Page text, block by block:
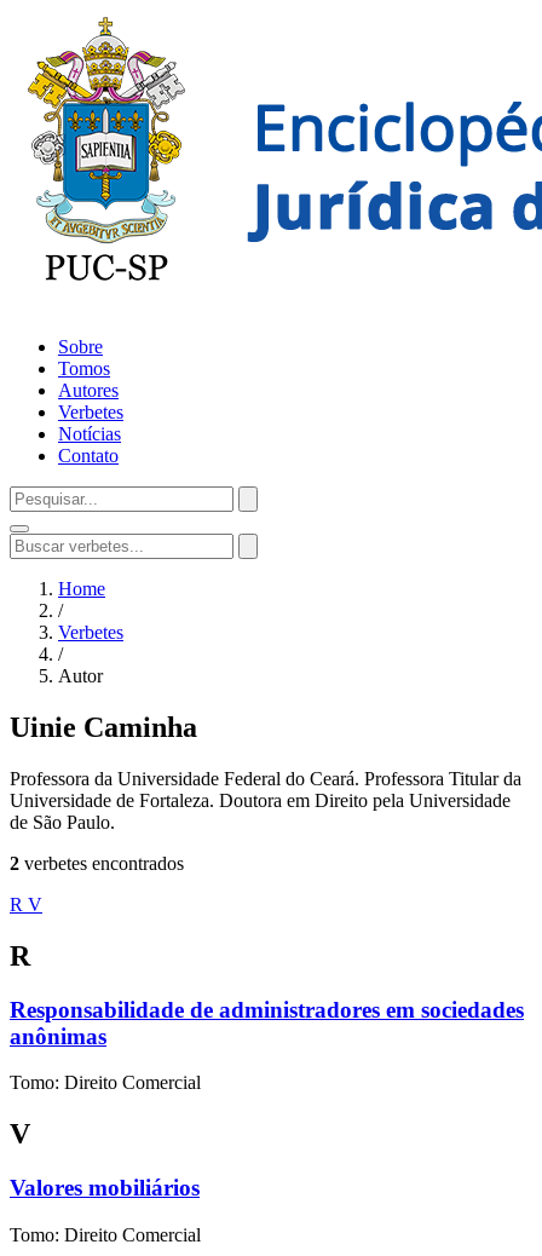
Sobre
Tomos
Autores
Verbetes
Notícias
Contato
Home
/
Verbetes
/
Autor
Uinie Caminha
Professora da Universidade Federal do Ceará. Professora Titular da
Universidade de Fortaleza. Doutora em Direito pela Universidade
de São Paulo.
2 verbetes encontrados
R V
R
Responsabilidade de administradores em sociedades
anônimas
Tomo: Direito Comercial
V
Valores mobiliários
Tomo: Direito Comercial